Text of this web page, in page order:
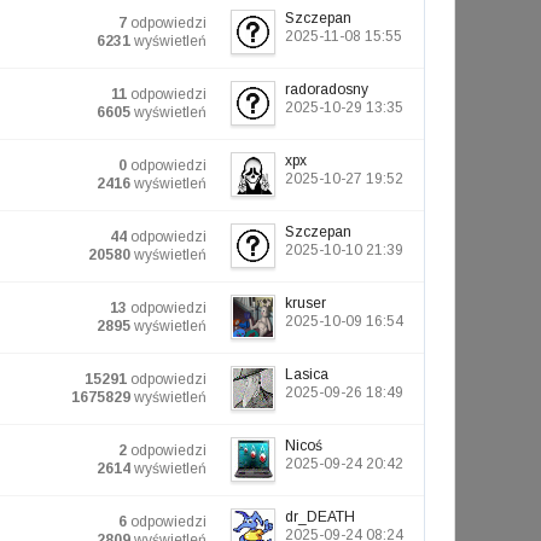
7 odpowiedzi
6231 wyświetleń
Szczepan
2025-11-08 15:55
11 odpowiedzi
6605 wyświetleń
radoradosny
2025-10-29 13:35
0 odpowiedzi
2416 wyświetleń
xpx
2025-10-27 19:52
44 odpowiedzi
20580 wyświetleń
Szczepan
2025-10-10 21:39
13 odpowiedzi
2895 wyświetleń
kruser
2025-10-09 16:54
15291 odpowiedzi
1675829 wyświetleń
Lasica
2025-09-26 18:49
2 odpowiedzi
2614 wyświetleń
Nicoś
2025-09-24 20:42
6 odpowiedzi
dr_DEATH
2025-09-24 08:24